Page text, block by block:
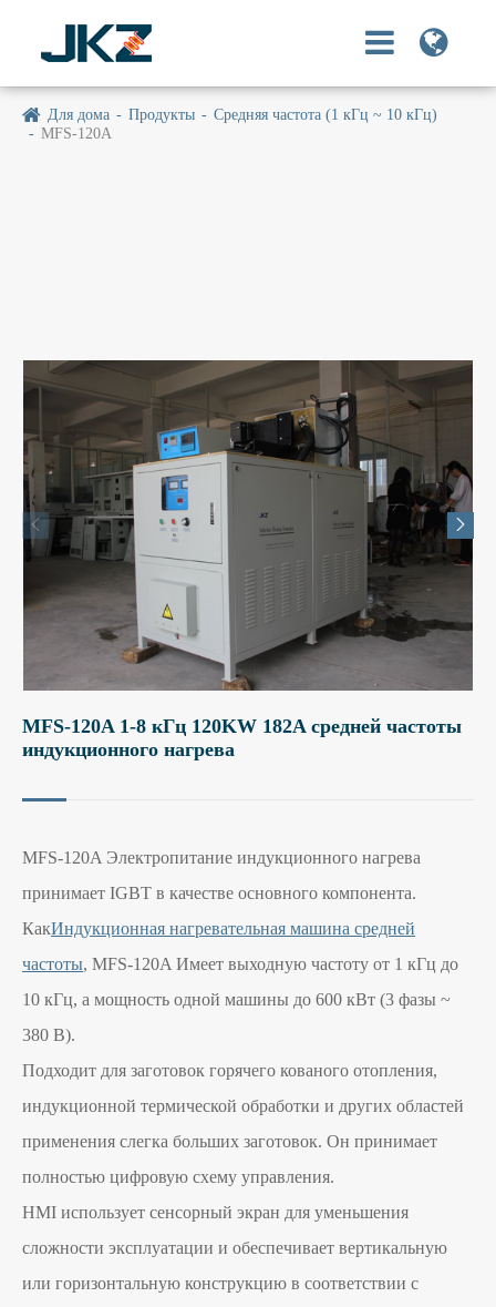
Для дома Продукты
Средняя частота (1 кГц ~ 10 кГц)
MFS-120A
 
MFS-120A 1-8 кГц 120KW 182A средней частоты
индукционного нагрева
MFS-120A Электропитание индукционного нагрева
принимает IGBT в качестве основного компонента.
КакИндукционная нагревательная машина средней
частоты, MFS-120A Имеет выходную частоту от 1 кГц до
10 кГц, а мощность одной машины до 600 кВт (3 фазы ~
380 В).
Подходит для заготовок горячего кованого отопления,
индукционной термической обработки и других областей
применения слегка больших заготовок. Он принимает
полностью цифровую схему управления.
HMI использует сенсорный экран для уменьшения
сложности эксплуатации и обеспечивает вертикальную
или горизонтальную конструкцию в соответствии с